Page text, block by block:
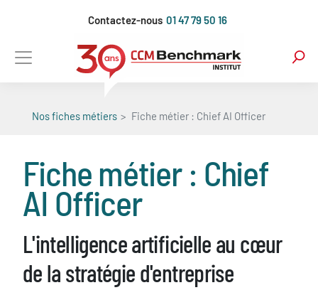
principal
Contactez-nous 01 47 79 50 16
Nos fiches métiers Fiche métier : Chief AI Officer
Fiche métier : Chief
AI Officer
L'intelligence artificielle au cœur
de la stratégie d'entreprise